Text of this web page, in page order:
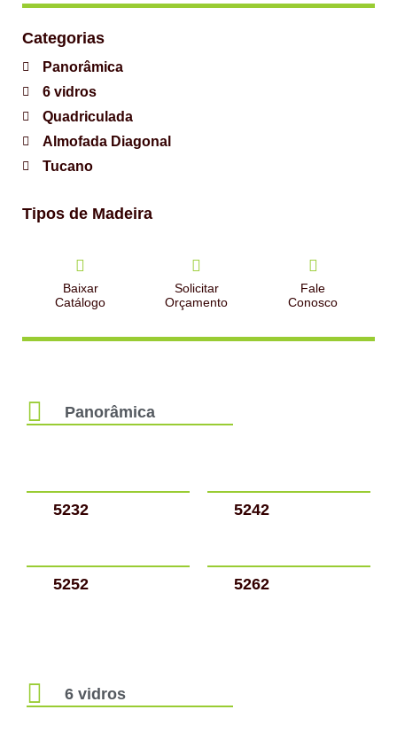
Panorâmica
5232 5242
5252 5262
6 vidros
Categorias
Panorâmica
6 vidros
Quadriculada
Almofada Diagonal
Tucano
Tipos de Madeira
Baixar
Catálogo
Solicitar
Orçamento
Fale
Conosco